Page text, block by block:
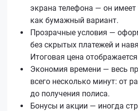
экрана телефона — он
как бумажный вариант.
Прозрачные условия —
без скрытых платежей и
Итоговая цена отображается
Экономия времени — весь
всего несколько минут: от
до получения полиса.
Бонусы и акции — иногда